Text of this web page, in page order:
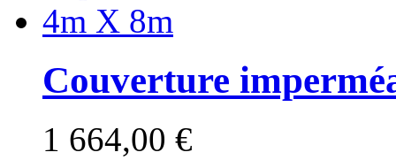
Couverture
1 664,00 €